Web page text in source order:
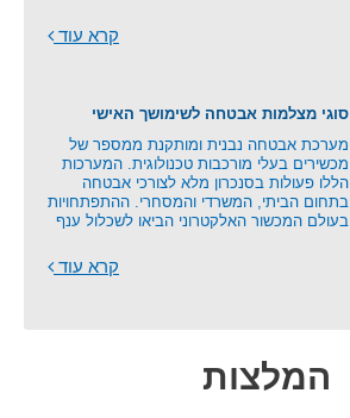
קרא עוד
סוגי מצלמות אבטחה לשימושך האישי
מערכת אבטחה נבנית ומותקנת ממספר של
מכשירים בעלי מורכבות טכנולוגית. המערכות
הללו פעולות בסנכרון מלא לצורכי אבטחה
בתחום הביתי, המשרדי והמסחרי. ההתפתחויות
בעולם המכשור האלקטרוני הביאו לשכלול ענף
קרא עוד
המלצות